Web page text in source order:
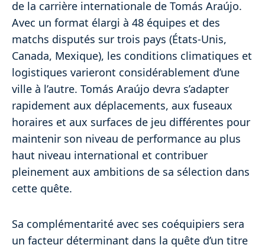
de la carrière internationale de Tomás Araújo.
Avec un format élargi à 48 équipes et des
matchs disputés sur trois pays (États-Unis,
Canada, Mexique), les conditions climatiques et
logistiques varieront considérablement d’une
ville à l’autre. Tomás Araújo devra s’adapter
rapidement aux déplacements, aux fuseaux
horaires et aux surfaces de jeu différentes pour
maintenir son niveau de performance au plus
haut niveau international et contribuer
pleinement aux ambitions de sa sélection dans
cette quête.
Sa complémentarité avec ses coéquipiers sera
un facteur déterminant dans la quête d’un titre